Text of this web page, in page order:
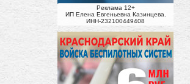
Реклама 12+
ИП Елена Евгеньевна Казинцева.
ИНН-232100449408